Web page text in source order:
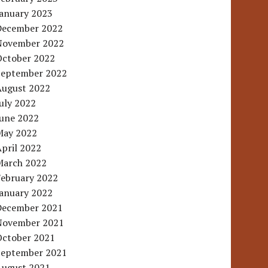
2023
2022
2022
2022
2022
2022
2022
2022
2022
2022
2022
2022
2022
2021
2021
2021
2021